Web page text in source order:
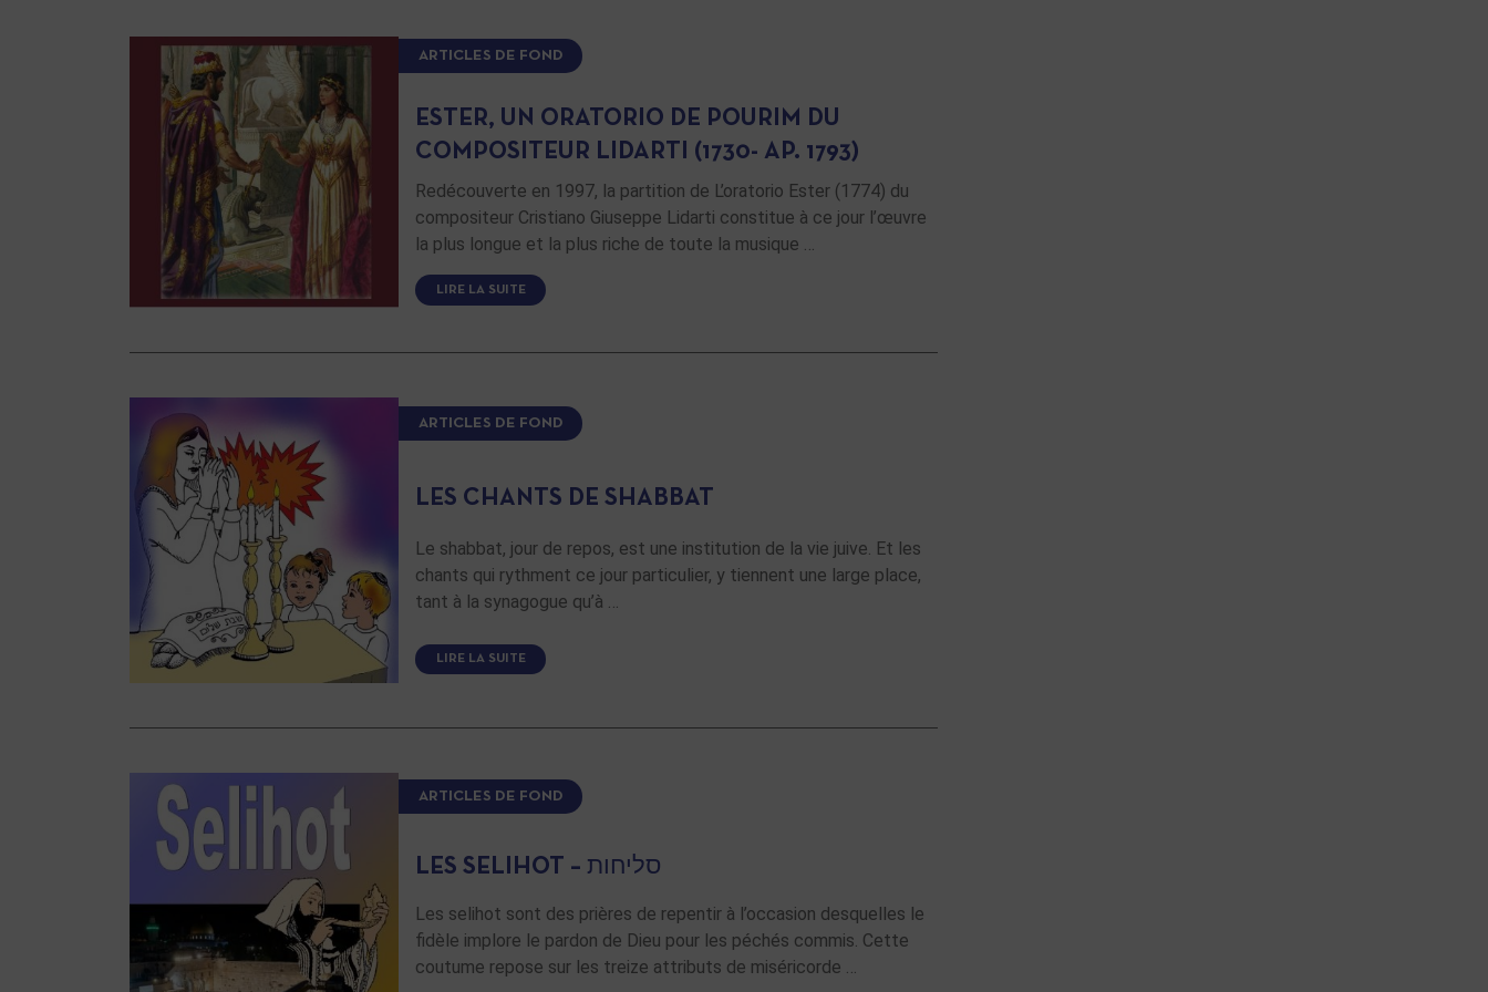
ARTICLES DE FOND
ESTER, UN ORATORIO DE POURIM DU
COMPOSITEUR LIDARTI (1730- AP. 1793)
Redécouverte en 1997, la partition de L’oratorio Ester (1774) du
compositeur Cristiano Giuseppe Lidarti constitue à ce jour l’œuvre
la plus longue et la plus riche de toute la musique …
LIRE LA SUITE
ARTICLES DE FOND
LES CHANTS DE SHABBAT
Le shabbat, jour de repos, est une institution de la vie juive. Et les
chants qui rythment ce jour particulier, y tiennent une large place,
tant à la synagogue qu’à …
LIRE LA SUITE
ARTICLES DE FOND
LES SELIHOT – סליחות
Les selihot sont des prières de repentir à l’occasion desquelles le
fidèle implore le pardon de Dieu pour les péchés commis. Cette
coutume repose sur les treize attributs de miséricorde …